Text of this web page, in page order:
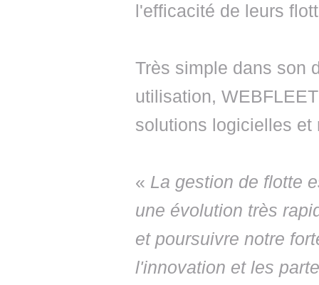
l'efficacité de leurs
Très simple dans son
utilisation,
solutions logicielles et
« La gestion de flotte
une évolution très
et poursuivre notre
l'innovation et les